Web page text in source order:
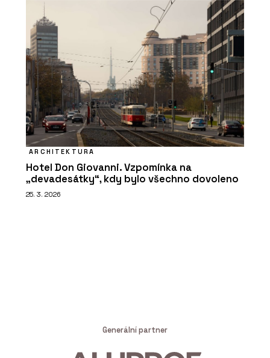
ARCHITEKTURA
Hotel Don Giovanni. Vzpomínka na
„devadesátky“, kdy bylo všechno dovoleno
25. 3. 2026
Generální partner